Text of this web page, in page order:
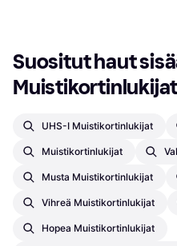
Suositut haut
Muistikortinlukijat
UHS-I Muistikortinlukijat
Muistikortinlukijat
Musta Muistikortinlukijat
Vihreä Muistikortinlukijat
Hopea Muistikortinlukijat